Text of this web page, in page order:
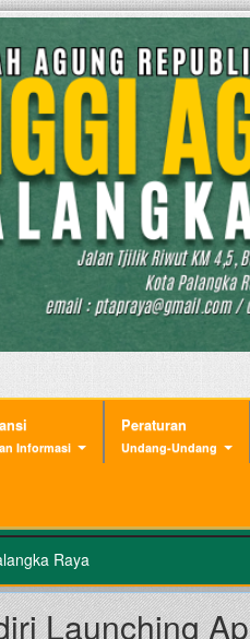
Informasi
Peraturan
Undang-Undang
Raya
Launching